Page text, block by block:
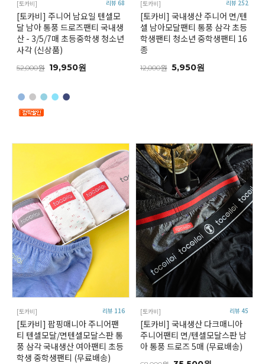
[토카비] 리뷰 68
[토카비] 주니어 남요일 텐셀모
달 남아 통풍 드로즈팬티 국내생
산 - 3/5/7매 초등중학생 청소년
사각 (신상품)
52,000원 19,950원
●●●●●
[토카비] 리뷰 252
[토카비] 국내생산 주니어 면/텐
셀 남아모달팬티 통풍 삼각 초등
학생팬티 청소년 중학생팬티 16
종
12,000원 5,950원
[토카비] 리뷰 116
[토카비] 팝핑매니아 주니어팬
티 텐셀모달/면텐셀모달스판 통
풍 삼각 국내생산 여아팬티 초등
학생 중학생팬티 (무료배송)
[토카비] 리뷰 45
[토카비] 국내생산 다크매니아
주니어팬티 면/텐셀모달스판 남
아 통풍 드로즈 5매 (무료배송)